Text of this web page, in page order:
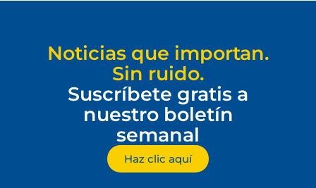
Noticias que importan.
Sin ruido.
Suscríbete gratis a
nuestro boletín
semanal
Haz clic aquí